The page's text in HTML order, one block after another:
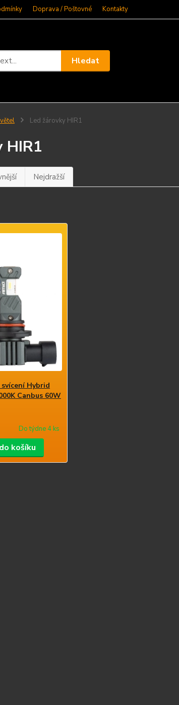
Doprava / Poštovné Kontakty
Hledat
Led žárovky HIR1
HIR1
Nejdražší
Hybrid
Canbus 60W
Do týdne 4 ks
košíku